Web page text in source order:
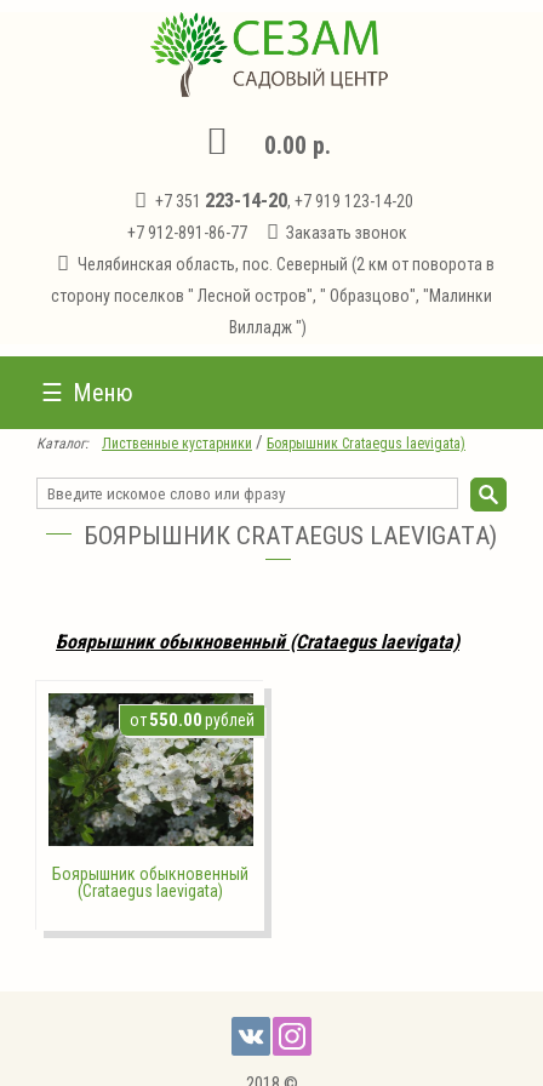
0.00 р.
+7 351 223-14-20, +7 919 123-14-20
+7 912-891-86-77
Заказать звонок
Челябинская область, пос. Северный (2 км от поворота в
сторону поселков " Лесной остров", " Образцово", "Малинки
Вилладж ")
Меню
Каталог: Лиственные кустарники / Боярышник Сrаtаеgus lаеvigаtа)
БОЯРЫШНИК СRАTАЕGUS LАЕVIGАTА)
Боярышник обыкновенный (Сrаtаеgus lаеvigаtа)
от550.00рублей
Боярышник обыкновенный
(Crataegus laevigata)